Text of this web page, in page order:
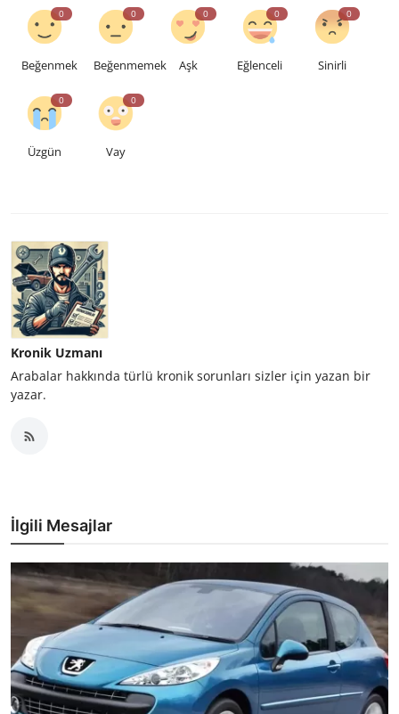
0
Beğenmek
0
Beğenmemek
0
Aşk
0
Eğlenceli
0
Sinirli
0
Üzgün
0
Vay
Kronik Uzmanı
Arabalar hakkında türlü kronik sorunları sizler için yazan bir
yazar.
İlgili Mesajlar